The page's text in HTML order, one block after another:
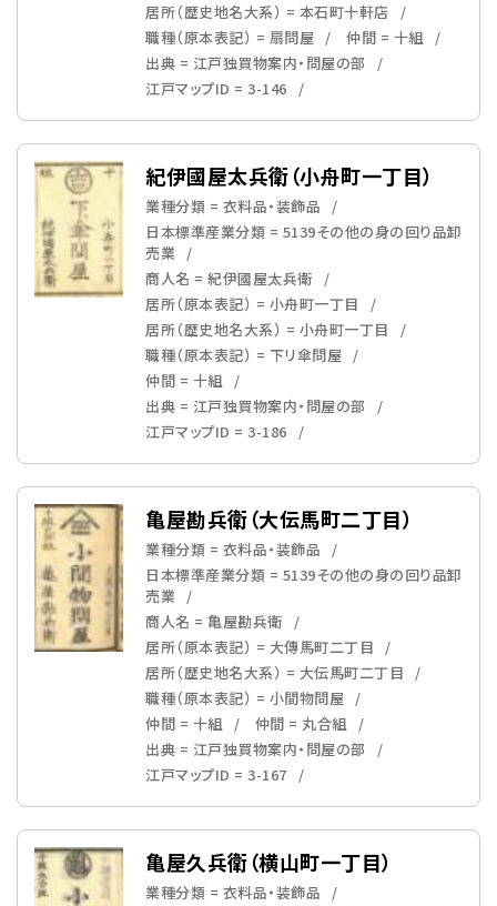
居所（歴史地名大系） = 本石町十軒店
職種（原本表記） = 扇問屋
仲間 = 十組
出典 = 江戸独買物案内・問屋の部
江戸マップID = 3-146
紀伊國屋太兵衛（小舟町一丁目）
業種分類 = 衣料品・装飾品
日本標準産業分類 = 5139その他の身の回り品卸
売業
商人名 = 紀伊國屋太兵衛
居所（原本表記） = 小舟町一丁目
居所（歴史地名大系） = 小舟町一丁目
職種（原本表記） = 下リ傘問屋
仲間 = 十組
出典 = 江戸独買物案内・問屋の部
江戸マップID = 3-186
亀屋勘兵衛（大伝馬町二丁目）
業種分類 = 衣料品・装飾品
日本標準産業分類 = 5139その他の身の回り品卸
売業
商人名 = 亀屋勘兵衛
居所（原本表記） = 大傳馬町二丁目
居所（歴史地名大系） = 大伝馬町二丁目
職種（原本表記） = 小間物問屋
仲間 = 十組
仲間 = 丸合組
出典 = 江戸独買物案内・問屋の部
江戸マップID = 3-167
亀屋久兵衛（横山町一丁目）
業種分類 = 衣料品・装飾品